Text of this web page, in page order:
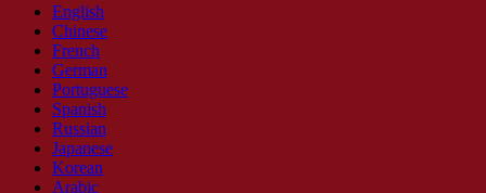
English
Chinese
French
German
Portuguese
Spanish
Russian
Japanese
Korean
Arabic